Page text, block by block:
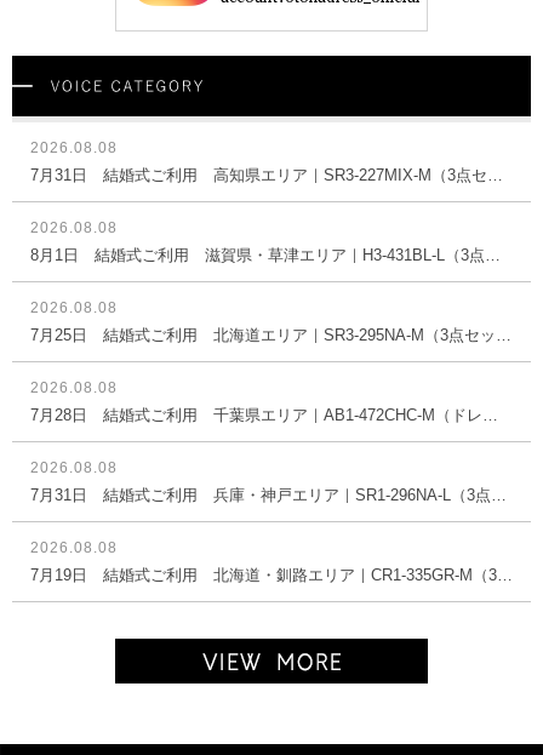
2026.08.08
2026.08.08
2026.08.08
2026.08.08
2026.08.08
2026.08.08